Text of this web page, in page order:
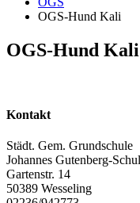
OGS-Hund Kali
OGS-Hund Kali
Kontakt
Städt. Gem. Grundschule
Johannes Gutenberg-
Gartenstr. 14
50389 Wesseling